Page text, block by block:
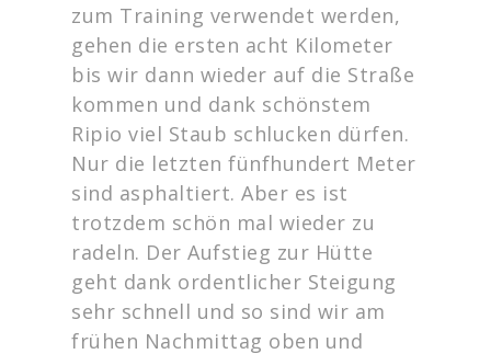
zum Training verwendet werden,
gehen die ersten acht Kilometer
bis wir dann wieder auf die Straße
kommen und dank schönstem
Ripio viel Staub schlucken dürfen.
Nur die letzten fünfhundert Meter
sind asphaltiert. Aber es ist
trotzdem schön mal wieder zu
radeln. Der Aufstieg zur Hütte
geht dank ordentlicher Steigung
sehr schnell und so sind wir am
frühen Nachmittag oben und